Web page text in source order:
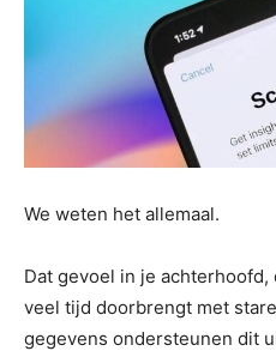
We weten het allemaal.
Dat gevoel in je
veel tijd doorbrengt met
gegevens ondersteunen dit